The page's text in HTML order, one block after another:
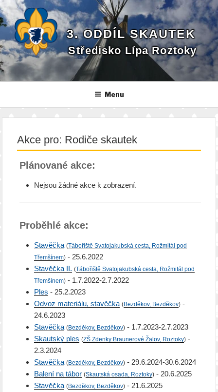
Přejít
k
obsahu
webu
3. ODDÍL SKAUTEK
Středisko Lípa Roztoky
Menu
Akce pro: Rodiče skautek
Plánované akce:
Nejsou žádné akce k zobrazení.
Proběhlé akce:
Stavěčka (Tábořiště Svatojakubská cesta, Rožmitál pod
Třemšínem) - 25.6.2022
Stavěčka II. (Tábořiště Svatojakubská cesta, Rožmitál pod
Třemšínem) - 1.7.2022-2.7.2022
Ples - 25.2.2023
Odvoz materiálu, stavěčka (Bezděkov, Bezděkov) -
24.6.2023
Stavěčka (Bezděkov, Bezděkov) - 1.7.2023-2.7.2023
Skautský ples (ZŠ Zdenky Braunerové Žalov, Roztoky) -
2.3.2024
Stavěčka (Bezděkov, Bezděkov) - 29.6.2024-30.6.2024
Balení na tábor (Skautská osada, Roztoky) - 20.6.2025
Stavěčka (Bezděkov, Bezděkov) - 21.6.2025